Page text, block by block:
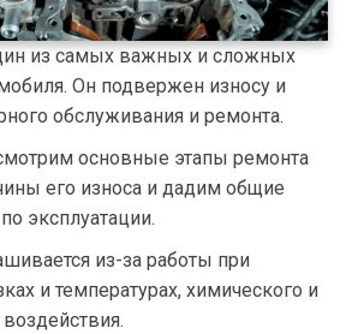
из самых важных и сложных
Он подвержен износу и
обслуживания и ремонта.
основные этапы ремонта
его износа и дадим общие
эксплуатации.
из-за работы при
и температурах, химического и